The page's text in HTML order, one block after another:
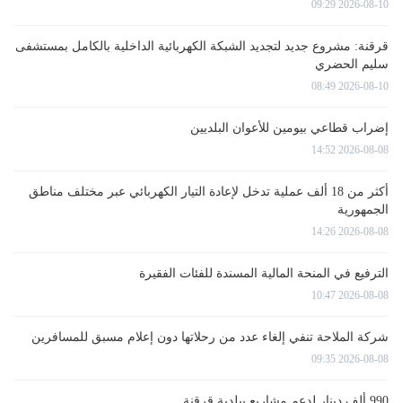
2026-08-10 09:29
قرقنة: مشروع جديد لتجديد الشبكة الكهربائية الداخلية بالكامل بمستشفى
سليم الحضري
2026-08-10 08:49
إضراب قطاعي بيومين للأعوان البلديين
2026-08-08 14:52
أكثر من 18 ألف عملية تدخل لإعادة التيار الكهربائي عبر مختلف مناطق
الجمهورية
2026-08-08 14:26
الترفيع في المنحة المالية المسندة للفئات الفقيرة
2026-08-08 10:47
شركة الملاحة تنفي إلغاء عدد من رحلاتها دون إعلام مسبق للمسافرين
2026-08-08 09:35